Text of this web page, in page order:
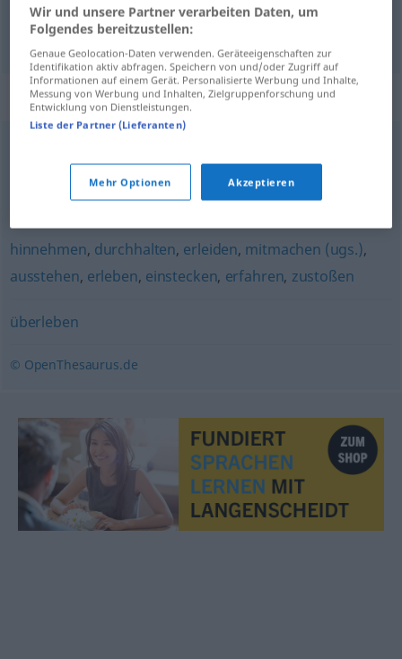
standast, afbera überstehen
Synonyme für "überstehen"
überdauern
hinnehmen, durchhalten, erleiden, mitmachen (ugs.),
ausstehen, erleben, einstecken, erfahren, zustoßen
überleben
© OpenThesaurus.de
Wir und unsere Partner verarbeiten Daten, um
Folgendes bereitzustellen:
Genaue Geolocation-Daten verwenden. Geräteeigenschaften zur
Identifikation aktiv abfragen. Speichern von und/oder Zugriff auf
Informationen auf einem Gerät. Personalisierte Werbung und Inhalte,
Messung von Werbung und Inhalten, Zielgruppenforschung und
Entwicklung von Dienstleistungen.
Liste der Partner (Lieferanten)
Mehr Optionen Akzeptieren